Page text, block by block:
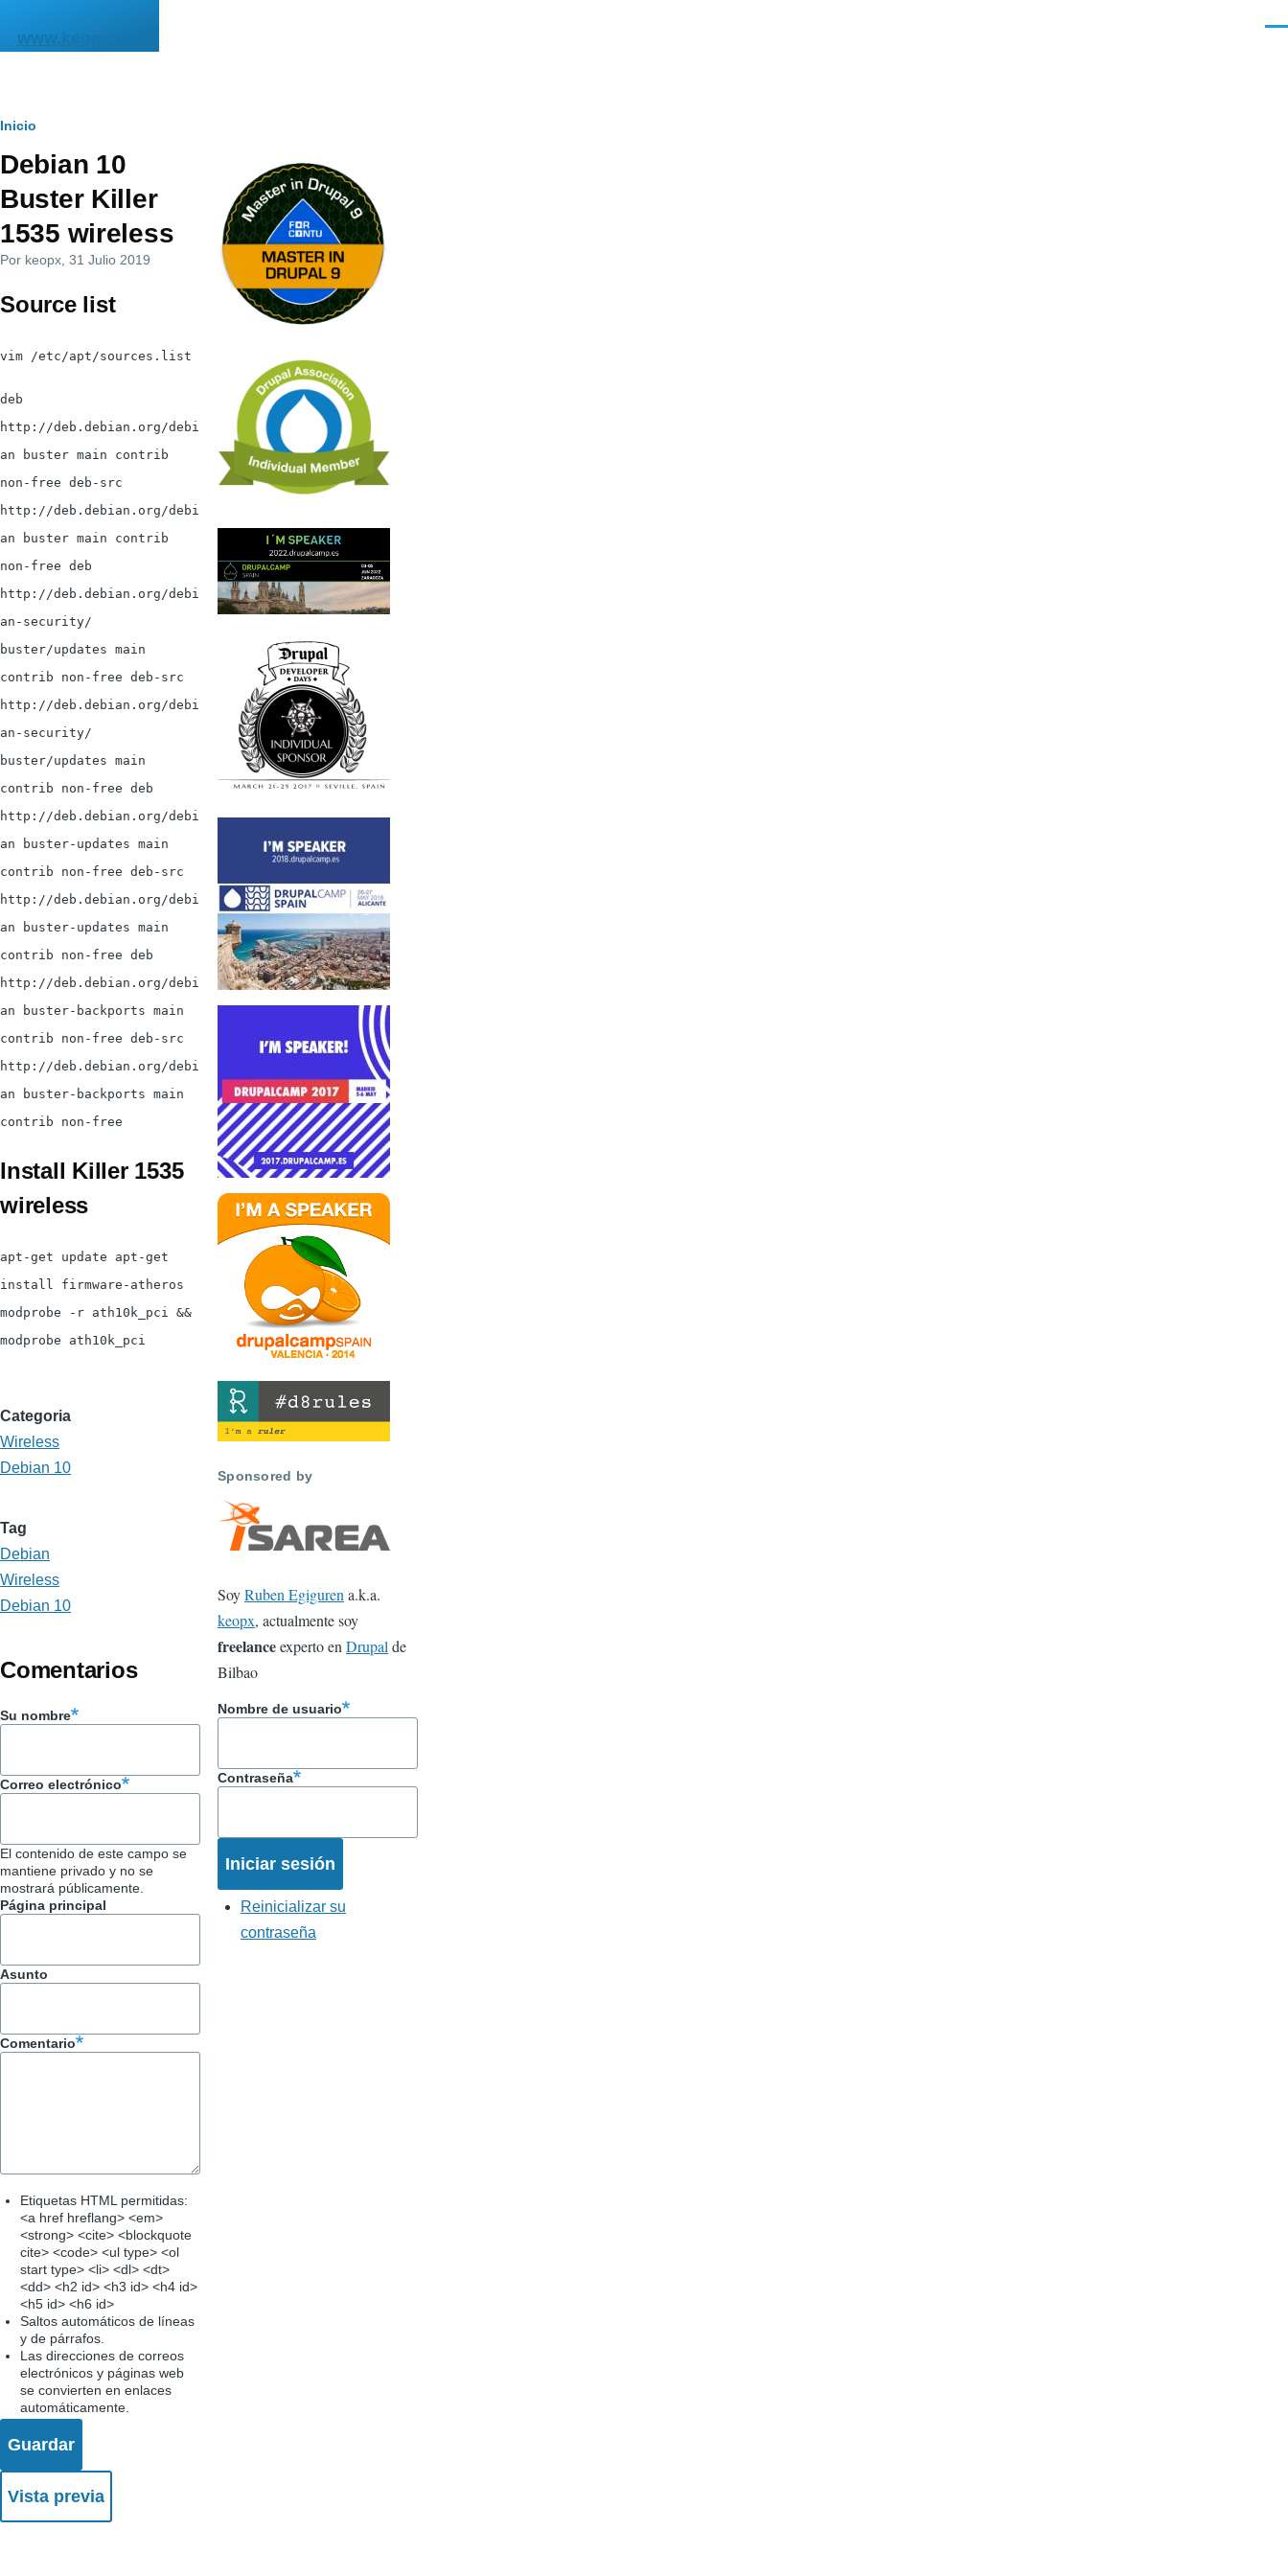
www.keopx.net
Ruta
de
navegación
Inicio
Debian 10
Buster Killer
1535 wireless
Por keopx , 31 Julio 2019
Source list
vim /etc/apt/sources.list
deb
http://deb.debian.org/debi
an buster main contrib
non-free deb-src
http://deb.debian.org/debi
an buster main contrib
non-free deb
http://deb.debian.org/debi
an-security/
buster/updates main
contrib non-free deb-src
http://deb.debian.org/debi
an-security/
buster/updates main
contrib non-free deb
http://deb.debian.org/debi
an buster-updates main
contrib non-free deb-src
http://deb.debian.org/debi
an buster-updates main
contrib non-free deb
http://deb.debian.org/debi
an buster-backports main
contrib non-free deb-src
http://deb.debian.org/debi
an buster-backports main
contrib non-free
Install Killer 1535
wireless
apt-get update apt-get
install firmware-atheros
modprobe -r ath10k_pci &&
modprobe ath10k_pci
Categoria
Wireless
Debian 10
Tag
Debian
Wireless
Debian 10
Comentarios
Su nombre
Correo electrónico
El contenido de este campo se
mantiene privado y no se
mostrará públicamente.
Página principal
Asunto
Comentario
Etiquetas HTML permitidas:
<a href hreflang> <em>
<strong> <cite> <blockquote
cite> <code> <ul type> <ol
start type> <li> <dl> <dt>
<dd> <h2 id> <h3 id> <h4 id>
<h5 id> <h6 id>
Saltos automáticos de líneas
y de párrafos.
Las direcciones de correos
electrónicos y páginas web
se convierten en enlaces
automáticamente.
Sponsored by
SoyRuben Egiguren a.k.a.
keopx, actualmente soy
freelanceexperto en Drupal de
Bilbao
Nombre de usuario
Contraseña
Reinicializar su
contraseña